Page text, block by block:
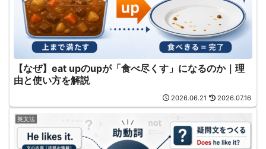
【なぜ】eat upのupが「食べ尽くす」になるのか｜理
由と使い方を解説
2026.06.21 2026.07.16
英文法